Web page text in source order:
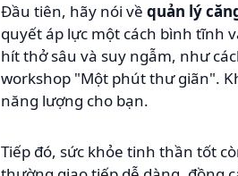
Đầu tiên, hãy nói về quản lý
quyết áp lực một cách bình tĩnh
hít thở sâu và suy ngẫm, như
workshop "Một phút thư giãn".
năng lượng cho bạn.
Tiếp đó, sức khỏe tinh thần tốt